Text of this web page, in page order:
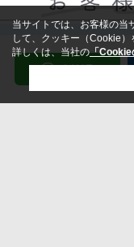
当サイトでは、お客様の当
して、クッキー（Cookie）
詳しくは、当社の「Cookie